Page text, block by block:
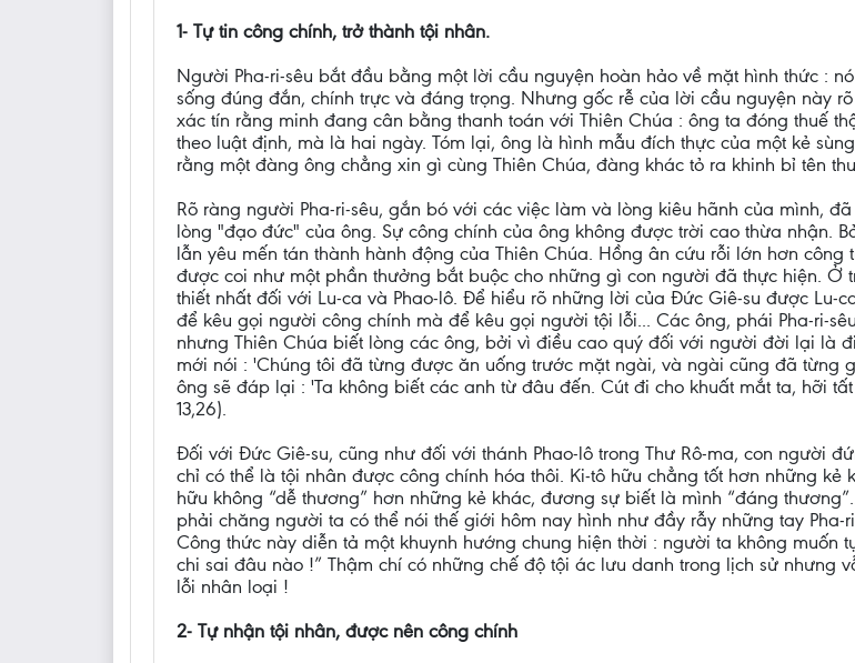
1- Tự tin công chính, trở thành tội nhân.
Người Pha-ri-sêu bắt đầu bằng một lời cầu nguyện hoàn hảo về mặt hình thức :
sống đúng đắn, chính trực và đáng trọng. Nhưng gốc rễ của lời cầu nguyện này
xác tín rằng minh đang cân bằng thanh toán với Thiên Chúa : ông ta đóng thuế
theo luật định, mà là hai ngày. Tóm lại, ông là hình mẫu đích thực của một kẻ
rằng một đàng ông chẳng xin gì cùng Thiên Chúa, đàng khác tỏ ra khinh bỉ tên
Rõ ràng người Pha-ri-sêu, gắn bó với các việc làm và lòng kiêu hãnh của mình,
lòng "đạo đức" của ông. Sự công chính của ông không được trời cao thừa nhận.
lẫn yêu mến tán thành hành động của Thiên Chúa. Hồng ân cứu rỗi lớn hơn
được coi như một phần thưởng bắt buộc cho những gì con người đã thực hiện. Ở
thiết nhất đối với Lu-ca và Phao-lô. Để hiểu rõ những lời của Đức Giê-su được Lu-
để kêu gọi người công chính mà để kêu gọi người tội lỗi... Các ông, phái Pha-ri-
nhưng Thiên Chúa biết lòng các ông, bởi vì điều cao quý đối với người đời lại là
mới nói : 'Chúng tôi đã từng được ăn uống trước mặt ngài, và ngài cũng đã từng
ông sẽ đáp lại : 'Ta không biết các anh từ đâu đến. Cút đi cho khuất mắt ta, hỡi tất
13,26).
Đối với Đức Giê-su, cũng như đối với thánh Phao-lô trong Thư Rô-ma, con người
chỉ có thể là tội nhân được công chính hóa thôi. Ki-tô hữu chẳng tốt hơn những
hữu không “dễ thương” hơn những kẻ khác, đương sự biết là mình “đáng
phải chăng người ta có thể nói thế giới hôm nay hình như đầy rẫy những tay Pha-
Công thức này diễn tả một khuynh hướng chung hiện thời : người ta không muốn
chi sai đâu nào !” Thậm chí có những chế độ tội ác lưu danh trong lịch sử
lỗi nhân loại !
2- Tự nhận tội nhân, được nên công chính